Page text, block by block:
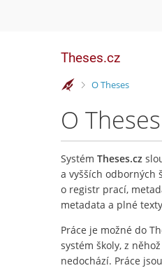
Theses.cz
>
O Theses
O Theses
Systém Theses.cz
a vyšších odborných
o registr prací,
metadata a plné
Práce je možné do
systém školy, z
nedochází. Práce